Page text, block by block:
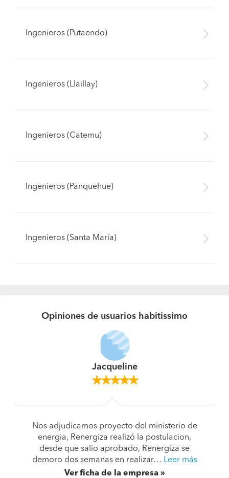
Ingenieros (Putaendo)
Ingenieros (Llaillay)
Ingenieros (Catemu)
Ingenieros (Panquehue)
Ingenieros (Santa María)
Opiniones de usuarios habitissimo
Jacqueline
Nos adjudicamos proyecto del ministerio de
energia, Renergiza realizó la postulacion,
desde que salio aprobado, Renergiza se
demoro dos semanas en realizar… Leer más
Ver ficha de la empresa